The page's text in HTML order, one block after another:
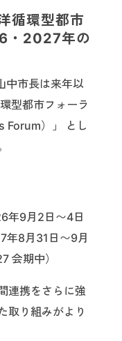
循環型都市
・2027年の
中市長は来年以
型都市フォーラ
）」 とし
年9月2日〜4日
8月31日〜9月
会期中）
連携をさらに強
取り組みがより